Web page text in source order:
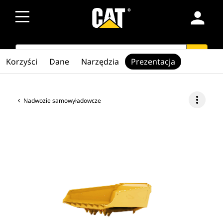
person
SEARCH
Nadwozie samowyładowcze more_vert
Korzyści Dane Narzędzia Prezentacja